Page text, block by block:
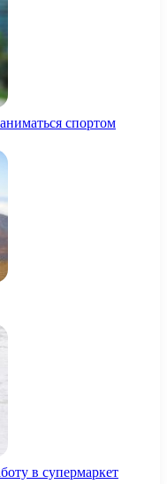
спортом
в супермаркет